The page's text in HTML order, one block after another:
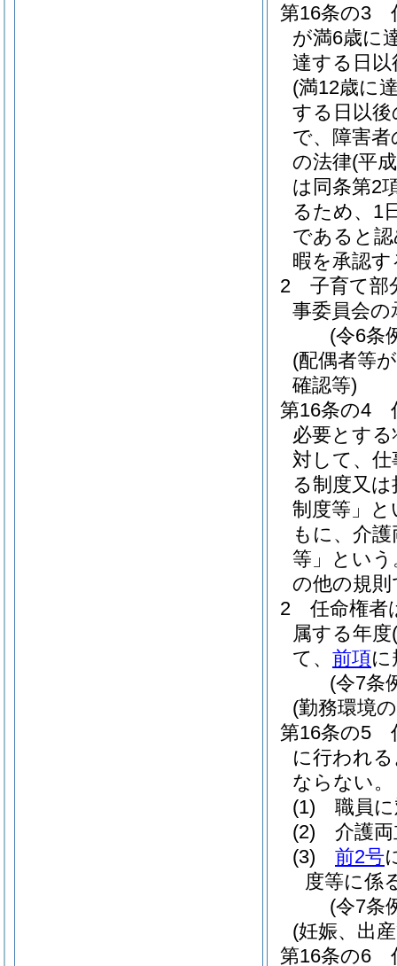
第16条の3
が満6歳に
達する日
(満12歳に
する日以
で、障害
の法律(平
は同条第2
るため、1
であると
暇を承認
2
子育て部
事委員会
(令6条
(配偶者等
確認等)
第16条の4
必要とす
対して、
る制度又は
制度等」と
もに、介
等」という
の他の規
2
任命権者
属する年度
て、 前項
(令7条
(勤務環境
第16条の5
に行われ
ならない。
(1)
職員
(2)
介護
(3)
前2号
度等に係
(令7条
(妊娠、出
第16条の6